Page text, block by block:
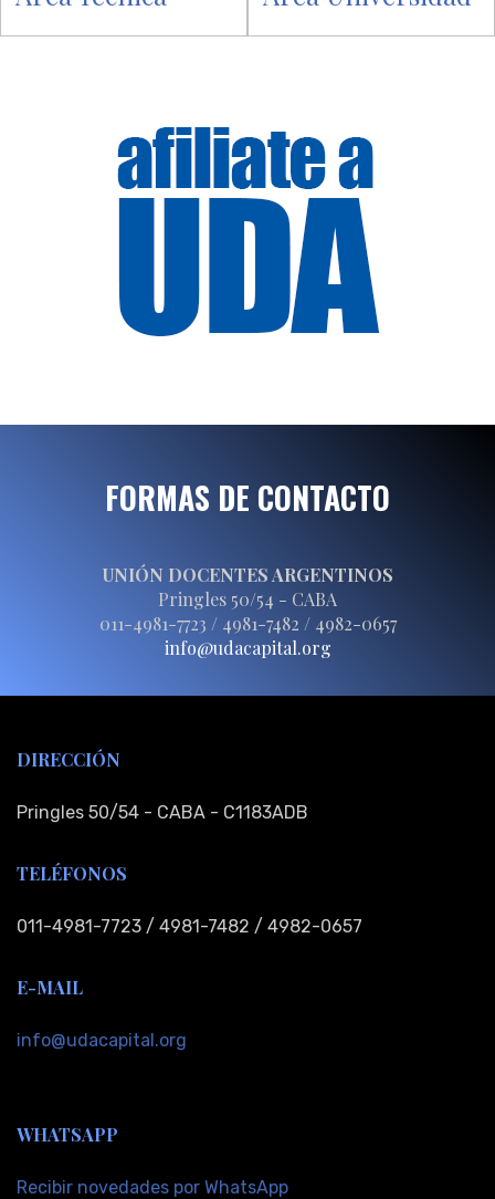
FORMAS DE CONTACTO
UNIÓN DOCENTES ARGENTINOS
Pringles 50/54 - CABA
011-4981-7723 / 4981-7482 / 4982-0657
info@udacapital.org
DIRECCIÓN
Pringles 50/54 - CABA - C1183ADB
TELÉFONOS
011-4981-7723 / 4981-7482 / 4982-0657
E-MAIL
info@udacapital.org
WHATSAPP
Recibir novedades por WhatsApp